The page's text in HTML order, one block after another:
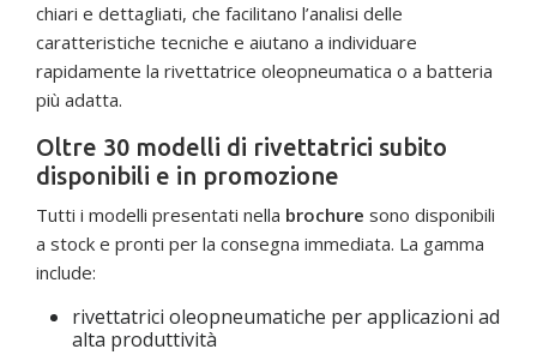
chiari e dettagliati, che facilitano l’analisi delle
caratteristiche tecniche e aiutano a individuare
rapidamente la rivettatrice oleopneumatica o a batteria
più adatta.
Oltre 30 modelli di rivettatrici subito
disponibili e in promozione
Tutti i modelli presentati nella brochure sono disponibili
a stock e pronti per la consegna immediata. La gamma
include:
rivettatrici oleopneumatiche per applicazioni ad
alta produttività